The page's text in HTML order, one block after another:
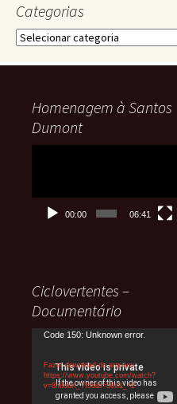
Categorias
Categorias
Homenagem à Santos
Dumont
00:00 06:41
Ciclovertentes –
Documentário
Tocador
vídeo
Code 150: Unknown error.
Fazer download do arquivo:
https://www.youtube.com/watch?
v=8h8duK_TI58&t=56s&_=2